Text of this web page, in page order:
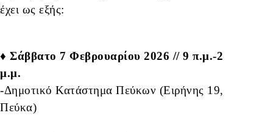
έχει ως εξής:
♦ Σάββατο 7 Φεβρουαρίου 2026 // 9 π.μ.-2
μ.μ.
-Δημοτικό Κατάστημα Πεύκων (Ειρήνης 19,
Πεύκα)